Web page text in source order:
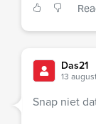
Das21
13
Snap niet